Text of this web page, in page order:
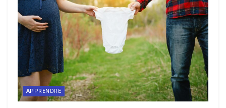
APPRENDRE